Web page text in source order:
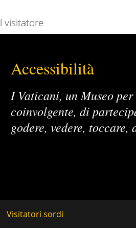
Accessibilità
I Vaticani, un Museo
coinvolgente, di
godere, vedere, toccare,
Visitatori sordi
visitatore